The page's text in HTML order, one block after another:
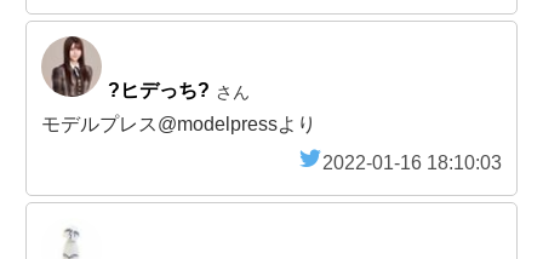
?ヒデっち? さん
モデルプレス@modelpressより
2022-01-16 18:10:03